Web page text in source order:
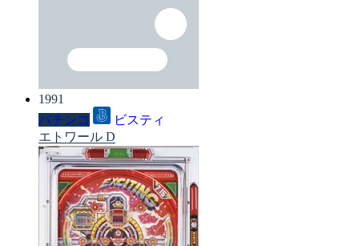
1991
パチンコ
ビスティ
エトワール D